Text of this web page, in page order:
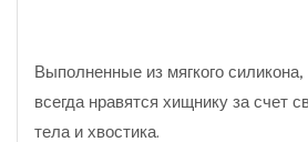
Выполненные из мягкого
всегда нравятся хищнику за счет
тела и хвостика.